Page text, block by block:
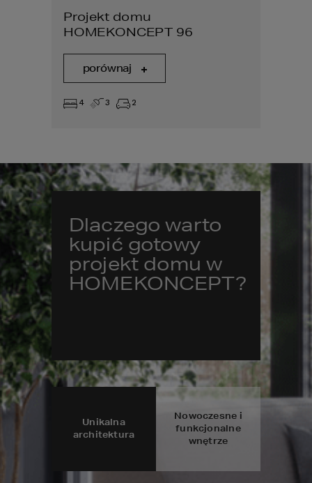
Projekt domu
HOMEKONCEPT 96
porównaj
4 3 2
Dlaczego warto
kupić gotowy
projekt domu w
HOMEKONCEPT?
Unikalna
architektura
Nowoczesne i
funkcjonalne
wnętrze